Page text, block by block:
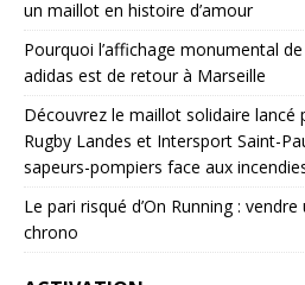
un maillot en histoire d’amour
Pourquoi l’affichage monumental
adidas est de retour à Marseille
Découvrez le maillot solidaire lancé
Rugby Landes et Intersport Saint-
sapeurs-pompiers face aux
Le pari risqué d’On Running :
chrono